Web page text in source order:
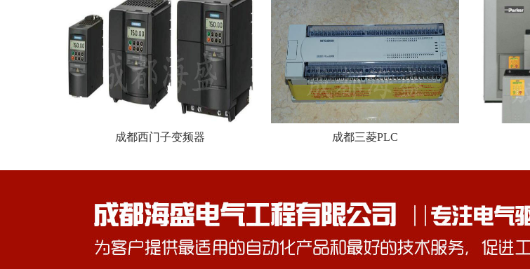
成都西门子变频器 成都三菱PLC